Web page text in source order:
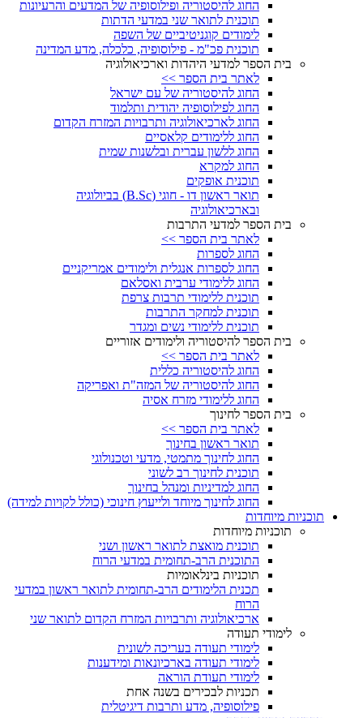
החוג להיסטוריה ופילוסופיה של המדעים והרעיונות
תוכנית לתואר שני במדעי הדתות
לימודים קוגניטיביים של השפה
תוכנית פכ"מ - פילוסופיה, כלכלה, מדע המדינה
בית הספר למדעי היהדות וארכיאולוגיה
לאתר בית הספר >>
החוג להיסטוריה של עם ישראל
החוג לפילוסופיה יהודית ותלמוד
החוג לארכיאולוגיה ותרבויות המזרח הקדום
החוג ללימודים קלאסיים
החוג ללשון עברית ובלשנות שמית
החוג למקרא
תוכנית אופקים
תואר ראשון דו - חוגי (B.Sc) בביולוגיה
ובארכיאולוגיה
בית הספר למדעי התרבות
לאתר בית הספר >>
החוג לספרות
החוג לספרות אנגלית ולימודים אמריקניים
החוג ללימודי ערבית ואסלאם
תוכנית ללימודי תרבות צרפת
תוכנית למחקר התרבות
תוכנית ללימודי נשים ומגדר
בית הספר להיסטוריה ולימודים אזוריים
לאתר בית הספר >>
החוג להיסטוריה כללית
החוג להיסטוריה של המזה"ת ואפריקה
החוג ללימודי מזרח אסיה
בית הספר לחינוך
לאתר בית הספר >>
תואר ראשון בחינוך
החוג לחינוך מתמטי, מדעי וטכנולוגי
תוכנית לחינוך רב לשוני
החוג למדיניות ומנהל בחינוך
החוג לחינוך מיוחד ולייעוץ חינוכי (כולל לקויות למידה)
תוכניות מיוחדות
תוכניות מיוחדות
תוכנית מואצת לתואר ראשון ושני
התוכנית הרב-תחומית במדעי הרוח
תוכניות בינלאומיות
תכנית הלימודים הרב-תחומית לתואר ראשון במדעי
הרוח
ארכיאולוגיה ותרבויות המזרח הקדום לתואר שני
לימודי תעודה
לימודי תעודה בעריכה לשונית
לימודי תעודה בארכיונאות ומידענות
לימודי תעודת הוראה
תכניות לבכירים בשנה אחת
פילוסופיה, מדע ותרבות דיגיטלית